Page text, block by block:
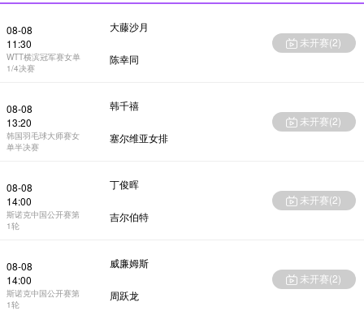
08-08
11:30
WTT横滨冠军赛女单
1/4决赛
大藤沙月
陈幸同
未开赛(2)
08-08
13:20
韩国羽毛球大师赛女
单半决赛
韩千禧
塞尔维亚女排
未开赛(2)
08-08
14:00
斯诺克中国公开赛第
1轮
丁俊晖
吉尔伯特
未开赛(2)
08-08
14:00
斯诺克中国公开赛第
1轮
威廉姆斯
周跃龙
未开赛(2)